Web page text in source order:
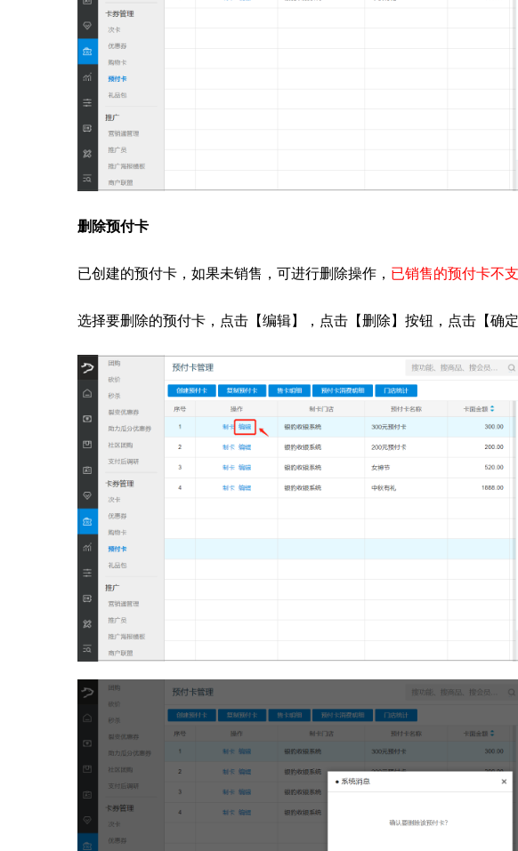
删除预付卡
已创建的预付卡，如果未销售，可进行删除操作， 已销售的预付卡不
选择要删除的预付卡，点击【编辑】，点击【删除】按钮，点击【确